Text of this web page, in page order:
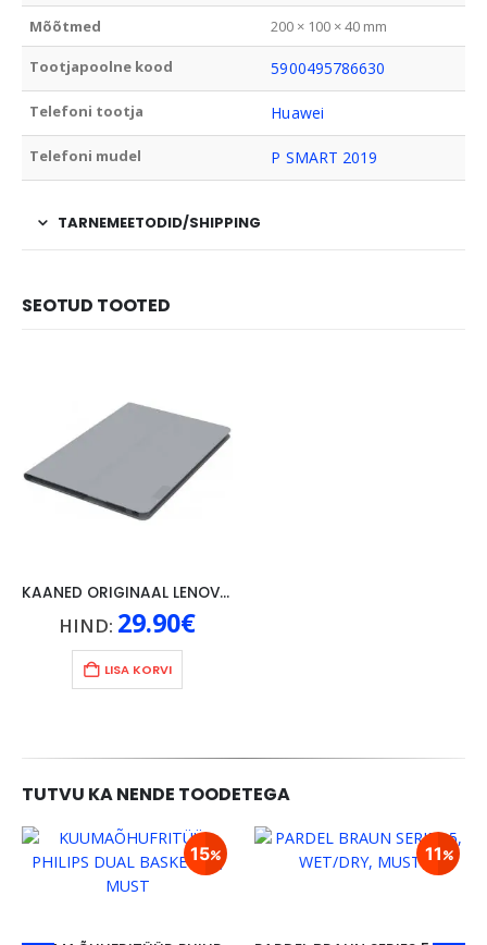
Mõõtmed 200 × 100 × 40 mm
Tootjapoolne kood 5900495786630
Telefoni tootja Huawei
Telefoni mudel P SMART 2019
TARNEMEETODID/SHIPPING
SEOTUD TOOTED
KAANED ORIGINAAL LENOVO TAB 4 10″, HALL
HIND: 29.90€
LISA KORVI
TUTVU KA NENDE TOODETEGA
15 11